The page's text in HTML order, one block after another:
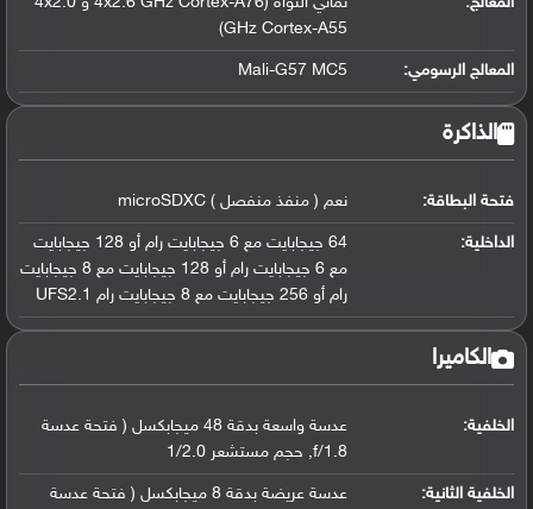
GHz Cortex-A55)
المعالج الرسومي:
Mali-G57 MC5
الذاكرة
فتحة البطاقة: نعم ( منفذ منفصل ) microSDXC
الداخلية:
64 جيجابايت مع 6 جيجابايت رام أو 128 جيجابايت
مع 6 جيجابايت رام أو 128 جيجابايت مع 8 جيجابايت
رام أو 256 جيجابايت مع 8 جيجابايت رام UFS2.1
الكاميرا
الخلفية:
عدسة واسعة بدقة 48 ميجابكسل ( فتحة عدسة
f/1.8, حجم مستشعر 1/2.0
الخلفية الثانية:
عدسة عريضة بدقة 8 ميجابكسل ( فتحة عدسة